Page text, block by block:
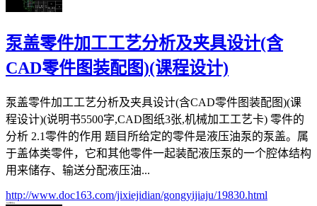
泵盖零件加工工艺分析及夹具设计(含
CAD零件图装配图)(课程设计)
泵盖零件加工工艺分析及夹具设计(含CAD零件图装配图)(课
程设计)(说明书5500字,CAD图纸3张,机械加工工艺卡) 零件的
分析 2.1零件的作用 题目所给定的零件是液压油泵的泵盖。属
于盖体类零件，它和其他零件一起装配液压泵的一个腔体结构
用来储存、输送分配液压油...
http://www.doc163.com/jixiejidian/gongyijiaju/19830.html